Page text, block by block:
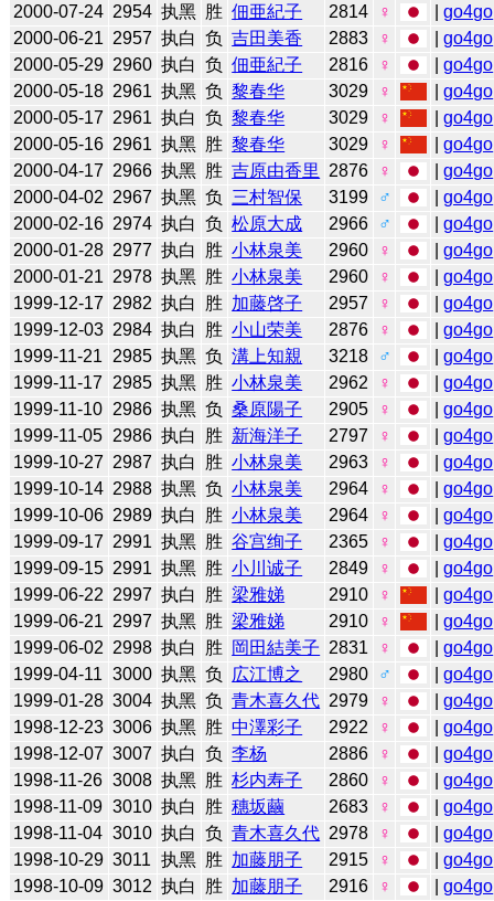
2000-07-24 2954 执黑 胜 佃亜紀子 2814 ♀ |go4go
2000-06-21 2957 执白 负 吉田美香 2883 ♀ |go4go
2000-05-29 2960 执白 负 佃亜紀子 2816 ♀ |go4go
2000-05-18 2961 执黑 负 黎春华 3029 ♀ |go4go
2000-05-17 2961 执白 负 黎春华 3029 ♀ |go4go
2000-05-16 2961 执黑 胜 黎春华 3029 ♀ |go4go
2000-04-17 2966 执黑 胜 吉原由香里 2876 ♀ |go4go
2000-04-02 2967 执黑 负 三村智保 3199 ♂ |go4go
2000-02-16 2974 执白 负 松原大成 2966 ♂ |go4go
2000-01-28 2977 执白 胜 小林泉美 2960 ♀ |go4go
2000-01-21 2978 执黑 胜 小林泉美 2960 ♀ |go4go
1999-12-17 2982 执白 胜 加藤啓子 2957 ♀ |go4go
1999-12-03 2984 执白 胜 小山荣美 2876 ♀ |go4go
1999-11-21
2985 执黑 负 溝上知親 3218 ♂ |go4go
1999-11-17
2985 执黑 胜 小林泉美 2962 ♀ |go4go
1999-11-10 2986 执黑 负 桑原陽子 2905 ♀ |go4go
1999-11-05 2986 执白 胜 新海洋子 2797 ♀ |go4go
1999-10-27 2987 执白 胜 小林泉美 2963 ♀ |go4go
1999-10-14 2988 执黑 负 小林泉美 2964 ♀ |go4go
1999-10-06 2989 执白 胜 小林泉美 2964 ♀ |go4go
1999-09-17 2991 执黑 胜 谷宫绚子 2365 ♀ |go4go
1999-09-15 2991 执黑 胜 小川诚子 2849 ♀ |go4go
1999-06-22 2997 执白 胜 梁雅娣 2910 ♀ |go4go
1999-06-21 2997 执黑 胜 梁雅娣 2910 ♀ |go4go
1999-06-02 2998 执白 胜 岡田結美子 2831 ♀ |go4go
1999-04-11 3000 执黑 负 広江博之 2980 ♂ |go4go
1999-01-28 3004 执黑 负 青木喜久代 2979 ♀ |go4go
1998-12-23 3006 执黑 胜 中澤彩子 2922 ♀ |go4go
1998-12-07 3007 执白 负 李杨 2886 ♀ |go4go
1998-11-26 3008 执黑 胜 杉内寿子 2860 ♀ |go4go
1998-11-09 3010 执白 胜 穗坂繭 2683 ♀ |go4go
1998-11-04 3010 执白 负 青木喜久代 2978 ♀ |go4go
1998-10-29 3011 执黑 胜 加藤朋子 2915 ♀ |go4go
1998-10-09 3012 执白 胜 加藤朋子 2916 ♀ |go4go